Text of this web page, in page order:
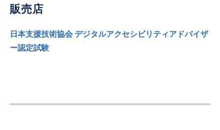
販売店
日本支援技術協会 デジタルアクセシビリティアドバイザ
ー認定試験